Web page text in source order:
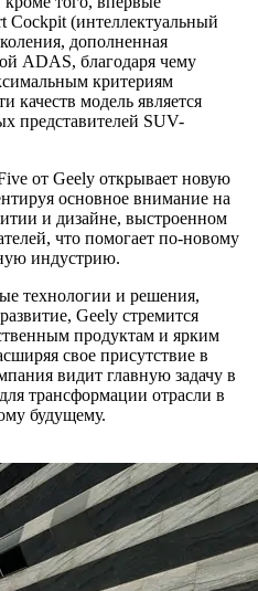
Cockpit (интеллектуальный
дополненная
ADAS, благодаря чему
критериям
качеств модель является
представителей SUV-
от Geely открывает новую
основное внимание на
и дизайне, выстроенном
что помогает по-новому
индустрию.
технологии и решения,
Geely стремится
продуктам и ярким
свое присутствие в
видит главную задачу в
трансформации отрасли в
будущему.